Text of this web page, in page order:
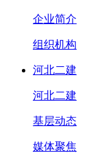
企业简介
组织机构
河北二建
河北二建
基层动态
媒体聚焦